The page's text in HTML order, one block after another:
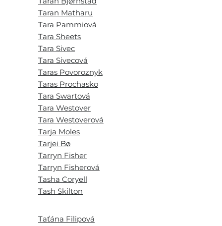
Taran Matharu
Tara Pammiová
Tara Sheets
Tara Sivec
Tara Sivecová
Taras Povoroznyk
Taras Prochasko
Tara Swartová
Tara Westover
Tara Westoverová
Tarja Moles
Tarjei Bø
Tarryn Fisher
Tarryn Fisherová
Tasha Coryell
Tash Skilton
Taťána Filipová